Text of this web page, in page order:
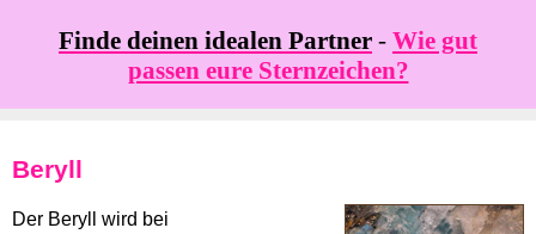
Finde deinen idealen Partner - Wie gut
passen eure Sternzeichen?
Beryll
Der Beryll wird bei